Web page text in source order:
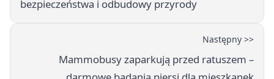
bezpieczeństwa i odbudowy przyrody
Następny >>
Mammobusy zaparkują przed ratuszem –